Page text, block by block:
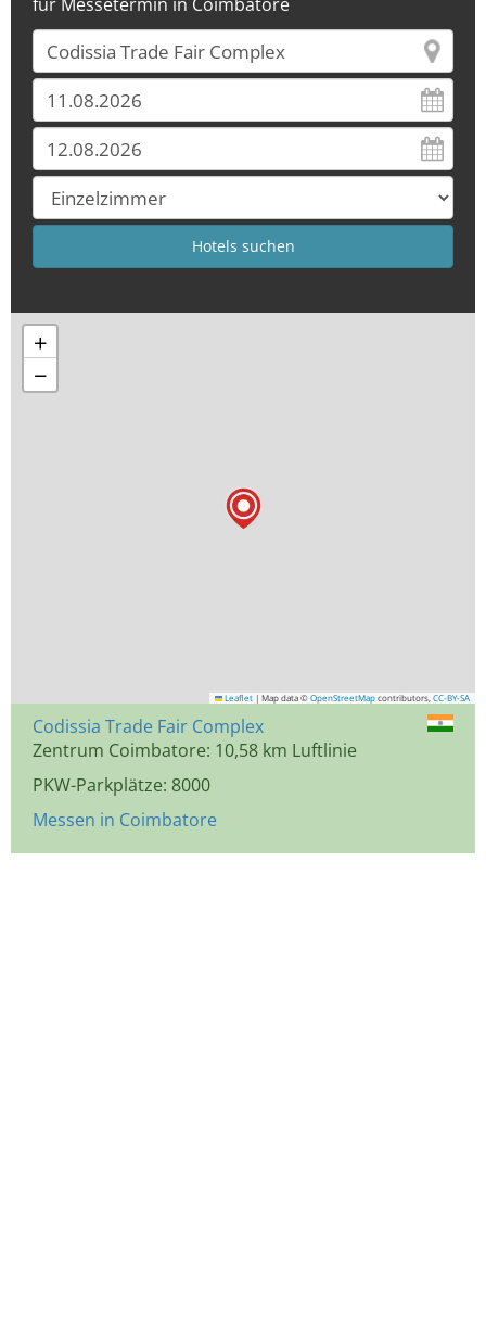
+
−
Leaflet | Map data © OpenStreetMap contributors, CC-BY-SA
Codissia Trade Fair Complex
Zentrum Coimbatore: 10,58 km Luftlinie
PKW-Parkplätze: 8000
Messen in Coimbatore